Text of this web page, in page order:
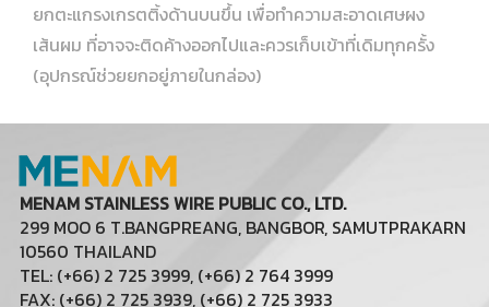
ยกตะแกรงเกรตติ้งด้านบนขึ้น เพื่อทำความสะอาดเศษผง
เส้นผม ที่อาจจะติดค้างออกไปและควรเก็บเข้าที่เดิมทุกครั้ง
(อุปกรณ์ช่วยยกอยู่ภายในกล่อง)
MENAM STAINLESS WIRE PUBLIC CO., LTD.
299 MOO 6 T.BANGPREANG, BANGBOR, SAMUTPRAKARN
10560 THAILAND
TEL: (+66) 2 725 3999, (+66) 2 764 3999
FAX: (+66) 2 725 3939, (+66) 2 725 3933